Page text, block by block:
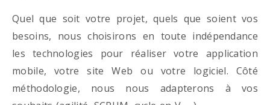
Quel que soit votre projet, quels que soient vos
besoins, nous choisirons en toute indépendance
les technologies pour réaliser votre application
mobile, votre site Web ou votre logiciel. Côté
méthodologie, nous nous adapterons à vos